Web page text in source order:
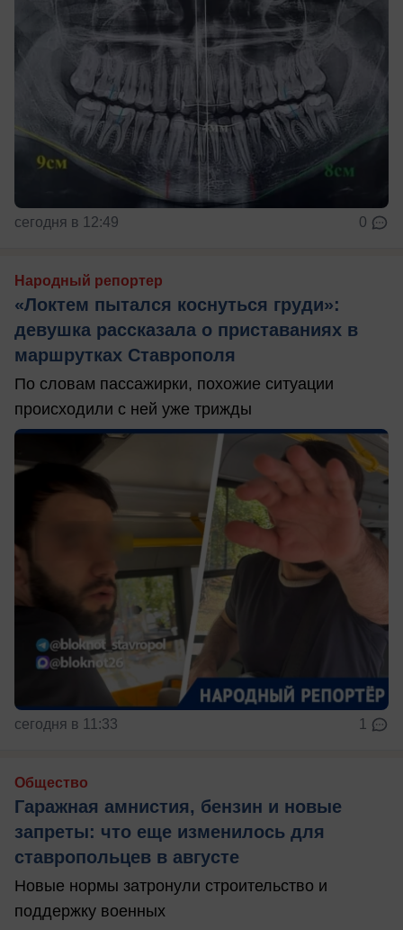
сегодня в 12:49 0
Народный репортер
«Локтем пытался коснуться груди»:
девушка рассказала о приставаниях в
маршрутках Ставрополя
По словам пассажирки, похожие ситуации
происходили с ней уже трижды
сегодня в 11:33 1
Общество
Гаражная амнистия, бензин и новые
запреты: что еще изменилось для
ставропольцев в августе
Новые нормы затронули строительство и
поддержку военных